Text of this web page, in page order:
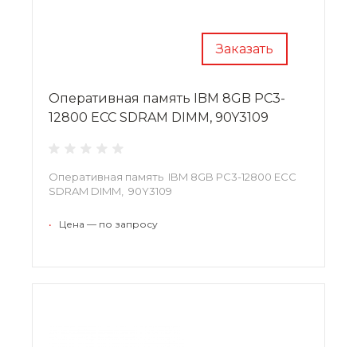
Заказать
Оперативная память IBM 8GB PC3-
12800 ECC SDRAM DIMM, 90Y3109
Оперативная память IBM 8GB PC3-12800 ECC
SDRAM DIMM, 90Y3109
• Цена — по запросу